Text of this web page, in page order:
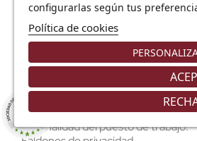
Acabados y materiales
La calidad de los acabados influye
como en la durabilidad de la mesa.
melamina de alta densidad y las
lacadas ofrecen una mayor
mejor imagen profesional.
Muchas mesas permiten añadir
funcionalidad del puesto de trabajo.
configurarlas según tus
Política de cookies
8.9/10